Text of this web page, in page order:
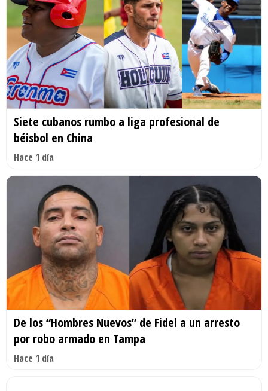
Siete cubanos rumbo a liga profesional de
béisbol en China
Hace 1 día
De los “Hombres Nuevos” de Fidel a un arresto
por robo armado en Tampa
Hace 1 día